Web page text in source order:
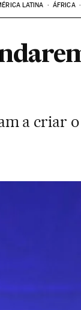
LATINA ÁFRICA
a criar